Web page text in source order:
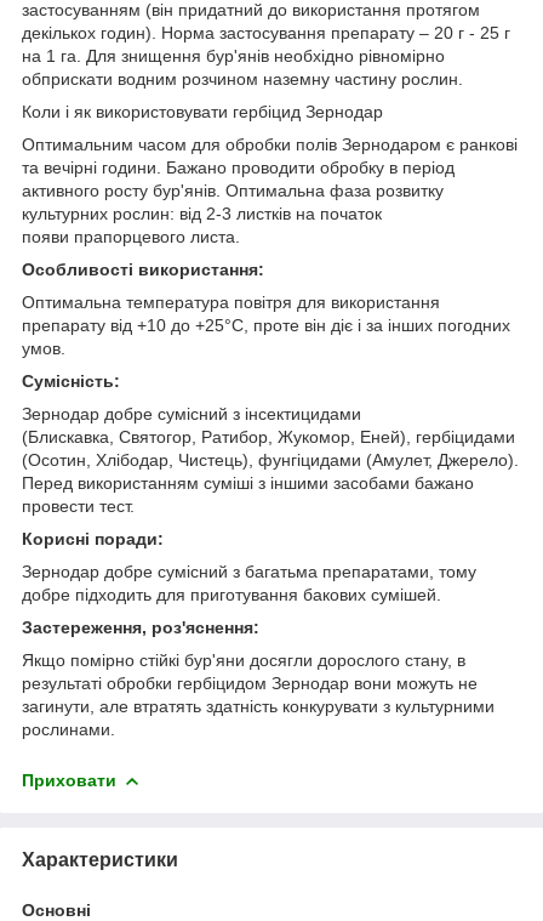
застосуванням (він придатний до використання протягом
декількох годин). Норма застосування препарату – 20 г - 25 г
на 1 га. Для знищення бур'янів необхідно рівномірно
обприскати водним розчином наземну частину рослин.
Коли і як використовувати гербіцид Зернодар
Оптимальним часом для обробки полів Зернодаром є ранкові
та вечірні години. Бажано проводити обробку в період
активного росту бур'янів. Оптимальна фаза розвитку
культурних рослин: від 2-3 листків на початок
появи прапорцевого листа.
Особливості використання:
Оптимальна температура повітря для використання
препарату від +10 до +25°С, проте він діє і за інших погодних
умов.
Сумісність:
Зернодар добре сумісний з інсектицидами
(Блискавка, Святогор, Ратибор, Жукомор, Еней), гербіцидами
(Осотин, Хлібодар, Чистець), фунгіцидами (Амулет, Джерело).
Перед використанням суміші з іншими засобами бажано
провести тест.
Корисні поради:
Зернодар добре сумісний з багатьма препаратами, тому
добре підходить для приготування бакових сумішей.
Застереження, роз'яснення:
Якщо помірно стійкі бур'яни досягли дорослого стану, в
результаті обробки гербіцидом Зернодар вони можуть не
загинути, але втратять здатність конкурувати з культурними
рослинами.
Приховати
Характеристики
Основні